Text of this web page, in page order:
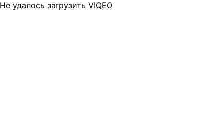
Не удалось загрузить VIQEO